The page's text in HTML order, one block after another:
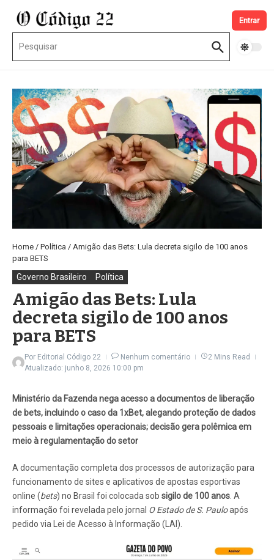
Entrar
Home / Política / Amigão das Bets: Lula decreta sigilo de 100 anos
para BETS
Governo Brasileiro Política
Amigão das Bets: Lula
decreta sigilo de 100 anos
para BETS
Por Editorial Código 22 Nenhum comentário
2 Mins Read
Atualizado: junho 8, 2026 10:00 pm
Ministério da Fazenda nega acesso a documentos de liberação
de bets, incluindo o caso da 1xBet, alegando proteção de dados
pessoais e limitações operacionais; decisão gera polêmica em
meio à regulamentação do setor
A documentação completa dos processos de autorização para
funcionamento de sites e aplicativos de apostas esportivas
online (bets) no Brasil foi colocada sob sigilo de 100 anos. A
informação foi revelada pelo jornal O Estado de S. Pauloapós
pedido via Lei de Acesso à Informação (LAI).